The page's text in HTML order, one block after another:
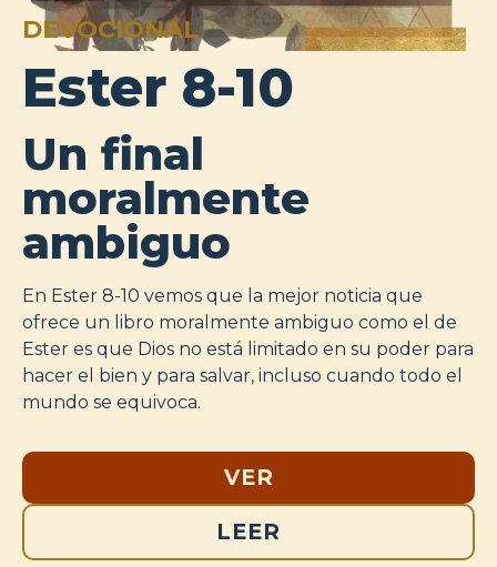
DEVOCIONAL
Ester 8-10
Un final
moralmente
ambiguo
En Ester 8-10 vemos que la mejor noticia que
ofrece un libro moralmente ambiguo como el de
Ester es que Dios no está limitado en su poder para
hacer el bien y para salvar, incluso cuando todo el
mundo se equivoca.
VER
LEER